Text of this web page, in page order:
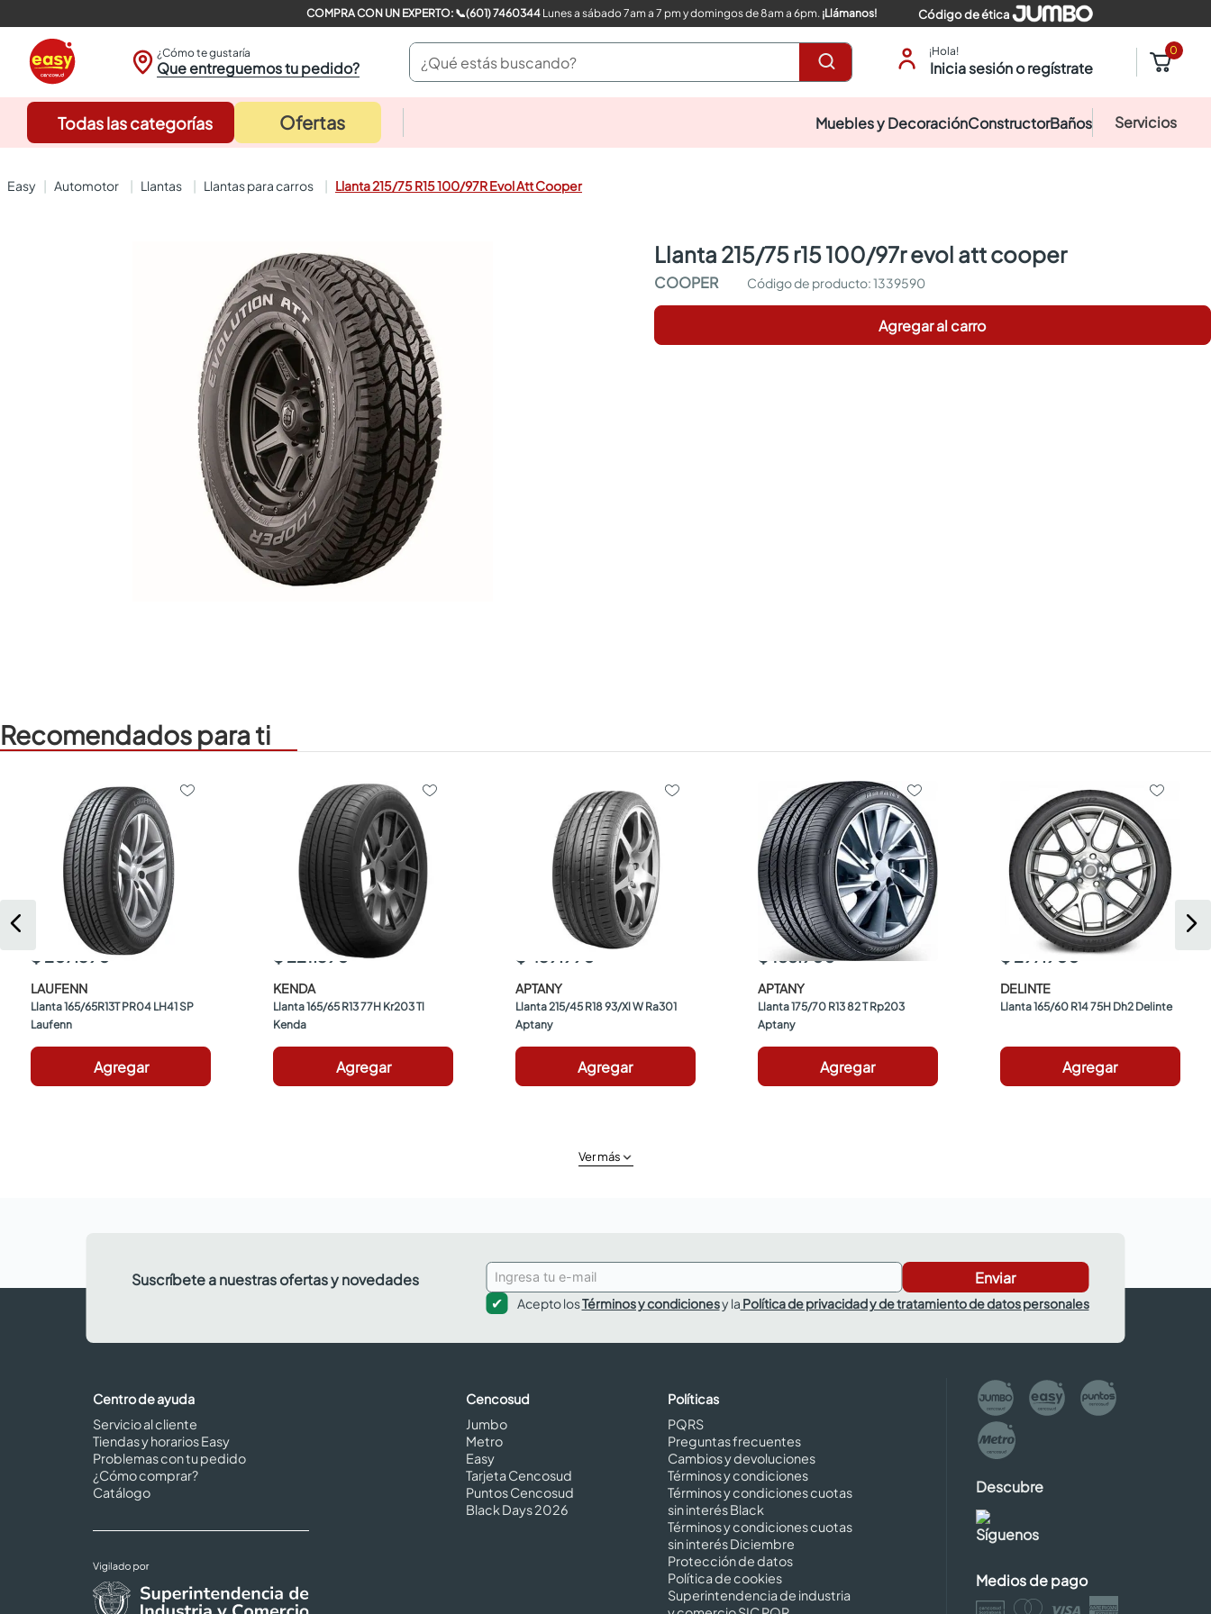
COMPRA CON UN EXPERTO: 📞(601) 7460344Lunes a sábado 7am a 7 pm y domingos de 8am a 6pm. ¡Llámanos! Código de ética
¿Cómo te gustaría
Que entreguemos tu pedido?
¿Qué estás buscando? ¡Hola!
Inicia sesión o regístrate
0
Todas las categorías Ofertas Muebles y DecoraciónConstructorBaños Servicios
automotor llantas llantas para carros Llanta 215/75 R15 100/97R Evol Att Cooper
llanta 215/75 r15 100/97r evol att cooper
COOPER :1339590
Agregar al carro
Recomendados para ti
$ 207.390
LAUFENN
Llanta 165/65R13T PR04 LH41 SP
Laufenn
Agregar
$ 221.390
KENDA
Llanta 165/65 R13 77H Kr203 Tl
Kenda
Agregar
$ 439.990
APTANY
Llanta 215/45 R18 93/Xl W Ra301
Aptany
Agregar
$ 188.900
APTANY
Llanta 175/70 R13 82 T Rp203
Aptany
Agregar
$ 297.900
DELINTE
Llanta 165/60 R14 75H Dh2 Delinte
Agregar
Ver más
Suscríbete a nuestras ofertas y novedades Enviar
Acepto losTérminos y condicionesy la Política de privacidad y de tratamiento de datos personales
Centro de ayuda
Servicio al cliente
Tiendas y horarios Easy
Problemas con tu pedido
¿Cómo comprar?
Catálogo
Cencosud
Jumbo
Metro
Easy
Tarjeta Cencosud
Puntos Cencosud
Black Days 2026
Políticas
PQRS
Preguntas frecuentes
Cambios y devoluciones
Términos y condiciones
Términos y condiciones cuotas
sin interés Black
Términos y condiciones cuotas
sin interés Diciembre
Protección de datos
Política de cookies
Superintendencia de industria
Descubre
Síguenos
Medios de pago
closet
sanitarios